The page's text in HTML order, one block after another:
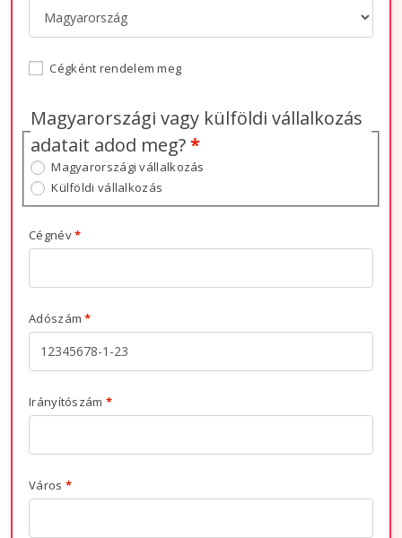
Cégként rendelem meg
Magyarországi vagy külföldi vállalkozás
adatait adod meg?*
Magyarországi vállalkozás
Külföldi vállalkozás
Cégnév*
Adószám*
Irányítószám *
Város *